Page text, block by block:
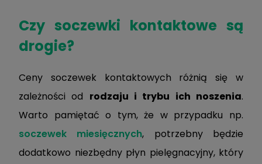
Czy soczewki kontaktowe są
drogie?
Ceny soczewek kontaktowych różnią się w
zależności od rodzaju i trybu ich noszenia.
Warto pamiętać o tym, że w przypadku np.
soczewek miesięcznych, potrzebny będzie
dodatkowo niezbędny płyn pielęgnacyjny, który